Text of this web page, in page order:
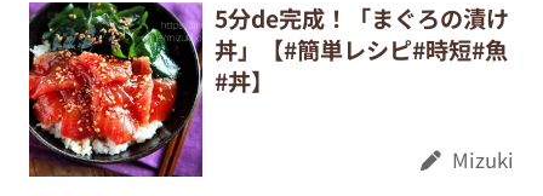
5分de完成！「まぐろの漬け
丼」【#簡単レシピ#時短#魚
#丼】
Mizuki